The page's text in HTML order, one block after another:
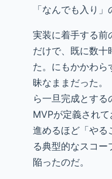
「なんでも入り」
実装に着手する前
だけで、既に数十
た。にもかかわら
昧なままだった。
ら一旦完成とする
MVPが定義され
進めるほど「やる
る典型的なスコー
陥ったのだ。